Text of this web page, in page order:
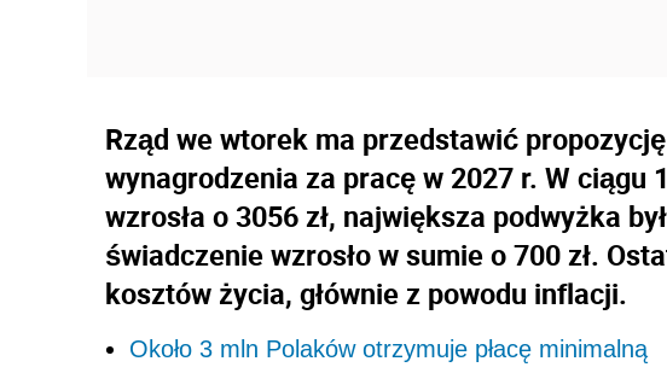
Rząd we wtorek ma przedstawić
wynagrodzenia za pracę w 2027 r. W ciągu
wzrosła o 3056 zł, największa podwyżka
świadczenie wzrosło w sumie o 700 zł.
kosztów życia, głównie z powodu inflacji.
Około 3 mln Polaków otrzymuje płacę minimalną